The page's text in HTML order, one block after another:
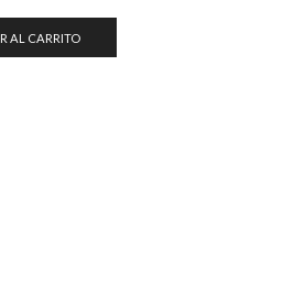
AL CARRITO